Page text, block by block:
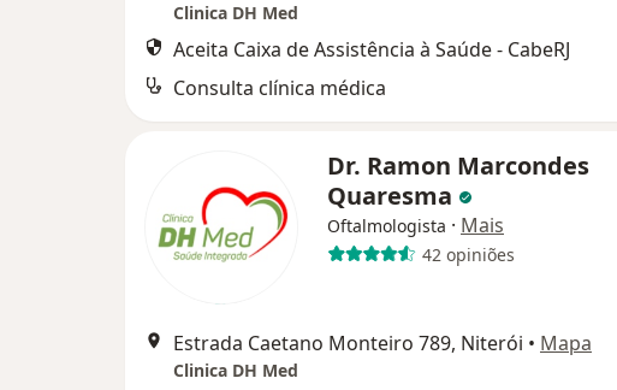
Clinica DH Med
Aceita Caixa de Assistência à Saúde - CabeRJ
Consulta clínica médica
Dr. Ramon Marcondes
Quaresma
Oftalmologista · Mais
42 opiniões
Estrada Caetano Monteiro 789, Niterói • Mapa
Clinica DH Med